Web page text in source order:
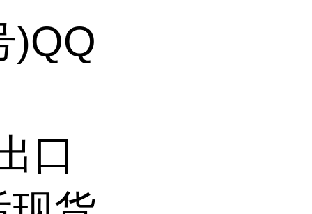
)QQ
口